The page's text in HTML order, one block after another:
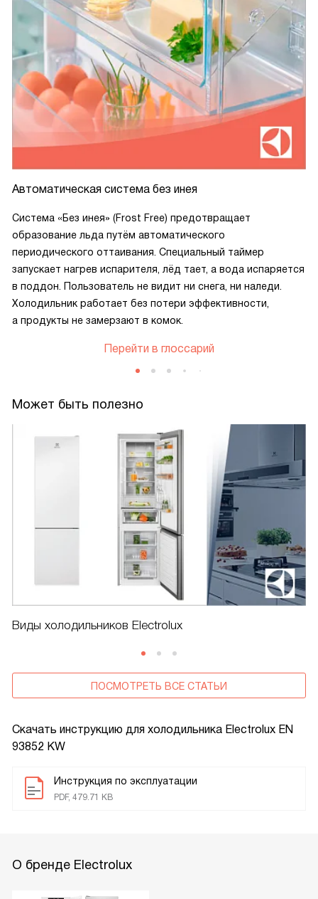
Скачать инструкцию для холодильника Electrolux EN
93852 KW
Инструкция по эксплуатации
PDF, 479.71 KB
Автоматическая система без инея
Система «Без инея» (Frost Free) предотвращает
образование льда путём автоматического
периодического оттаивания. Специальный таймер
запускает нагрев испарителя, лёд тает, а вода испаряется
в поддон. Пользователь не видит ни снега, ни наледи.
Холодильник работает без потери эффективности,
а продукты не замерзают в комок.
Перейти в глоссарий
Может быть полезно
Виды холодильников Electrolux
ПОСМОТРЕТЬ ВСЕ СТАТЬИ
О бренде Electrolux